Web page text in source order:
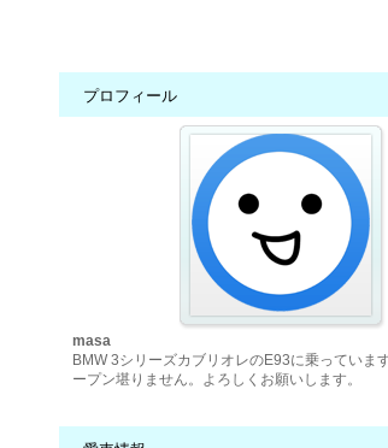
プロフィール
masa
BMW 3シリーズカブリオレのE93に乗っていま
ープン堪りません。よろしくお願いします。